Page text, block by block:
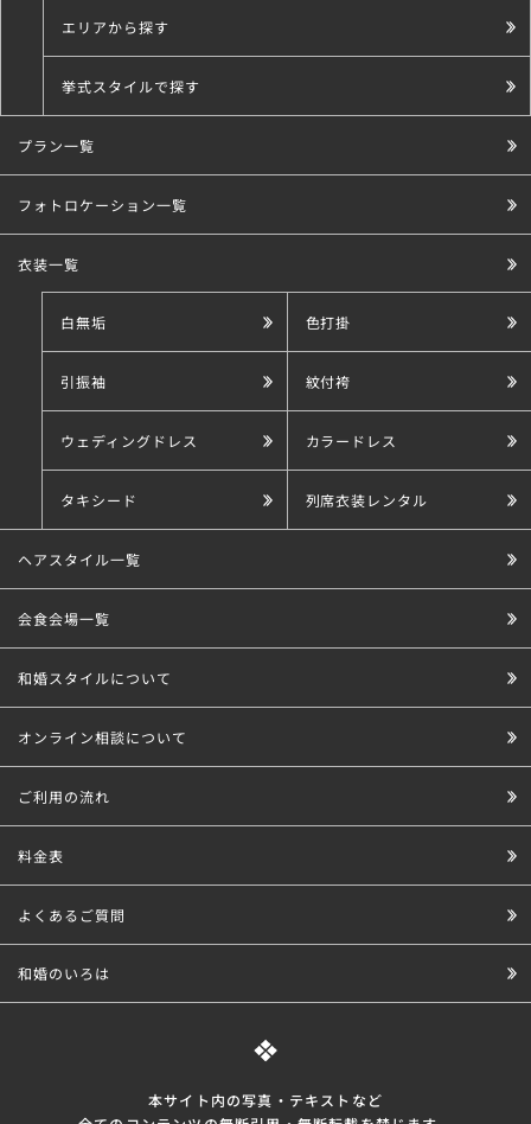
エリアから探す
挙式スタイルで探す
こだわり条件で探す
プラン一覧
フォトロケーション一覧
衣装一覧
白無垢 色打掛
引振袖 紋付袴
ウェディングドレス カラードレス
タキシード 列席衣装レンタル
ヘアスタイル一覧
会食会場一覧
和婚スタイルについて
オンライン相談について
ご利用の流れ
料金表
よくあるご質問
和婚のいろは
本サイト内の写真・テキストなど